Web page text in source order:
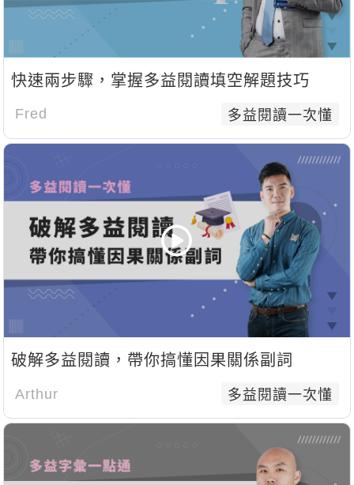
快速兩步驟，掌握多益閱讀填空解題技巧
Fred 多益閱讀一次懂
破解多益閱讀，帶你搞懂因果關係副詞
Arthur 多益閱讀一次懂